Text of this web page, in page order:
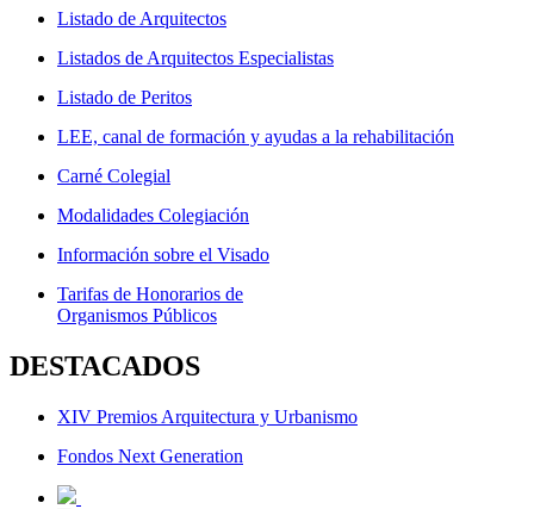
Listado de Arquitectos
Listados de Arquitectos Especialistas
Listado de Peritos
LEE, canal de formación y ayudas a la rehabilitación
Carné Colegial
Modalidades Colegiación
Información sobre el Visado
Tarifas de Honorarios de
Organismos Públicos
DESTACADOS
XIV Premios Arquitectura y Urbanismo
Fondos Next Generation